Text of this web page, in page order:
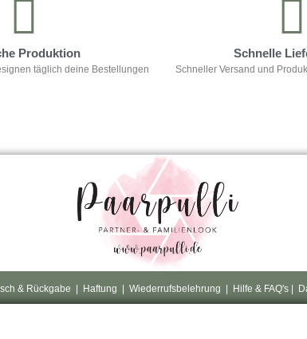
Produktion
täglich deine Bestellungen
Schnelle
Schneller Versand und
& Rückgabe Haftung Wiederrufsbelehrung Hilfe & FAQ's|